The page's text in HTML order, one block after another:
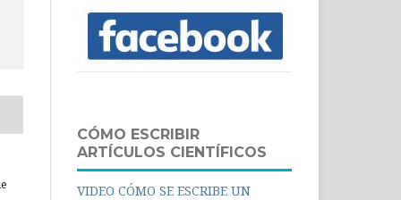
CÓMO ESCRIBIR
ARTÍCULOS CIENTÍFICOS
VIDEO CÓMO SE ESCRIBE UN